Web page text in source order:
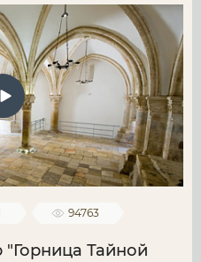
94763
"Горница Тайной